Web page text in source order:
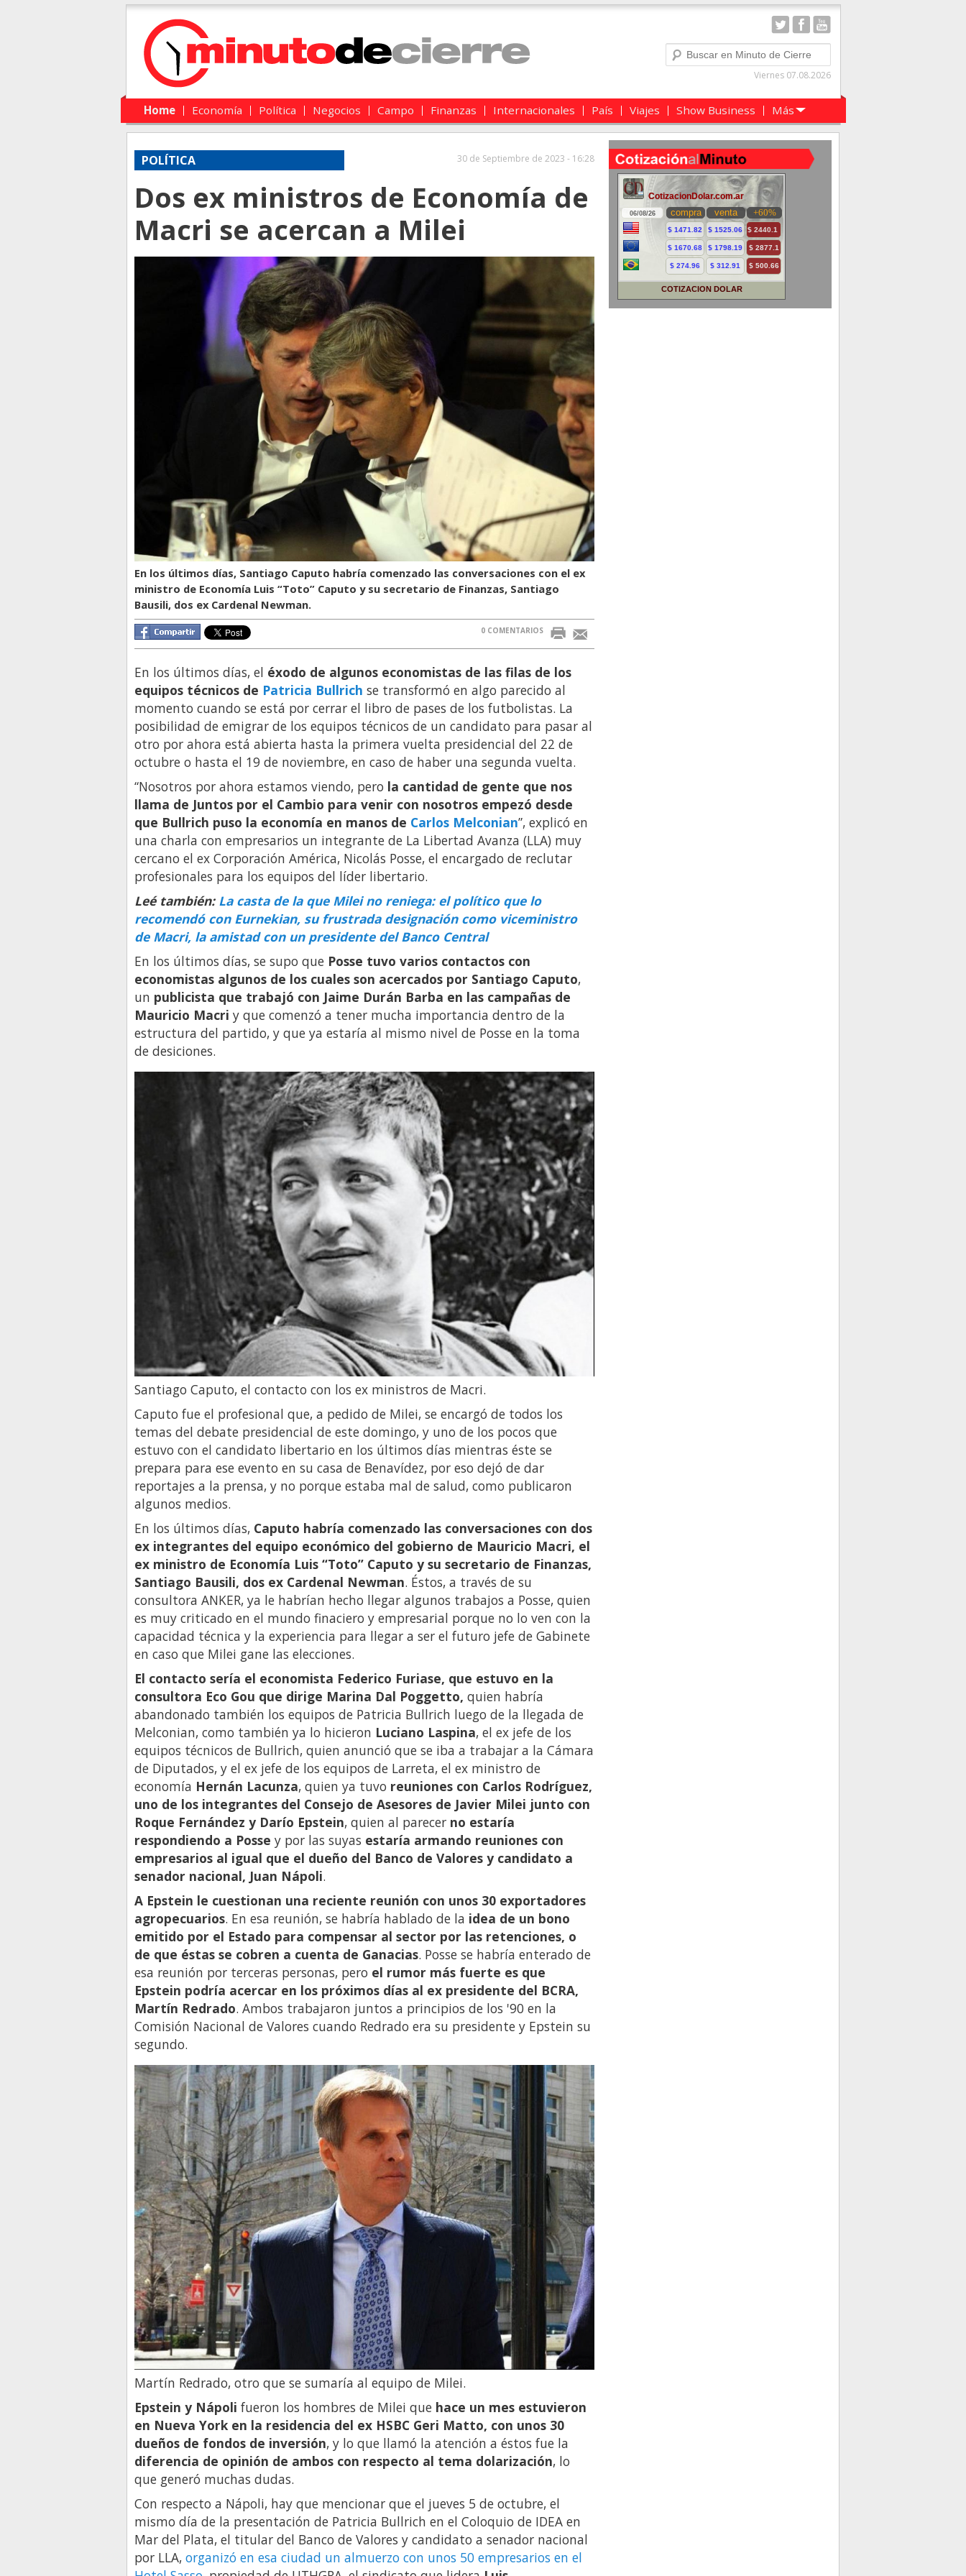
Viernes 07.08.2026
Buscar
Main menu
Skip to primary content
Skip to secondary content
Home Economía Política Negocios Campo Finanzas Internacionales País Viajes Show Business Más
POLÍTICA 30 de Septiembre de 2023 - 16:28
Dos ex ministros de Economía de
Macri se acercan a Milei
En los últimos días, Santiago Caputo habría comenzado las conversaciones con el ex
ministro de Economía Luis “Toto” Caputo y su secretario de Finanzas, Santiago
Bausili, dos ex Cardenal Newman.
0 COMENTARIOS
En los últimos días, el éxodo de algunos economistas de las filas de los
equipos técnicos de Patricia Bullrich se transformó en algo parecido al
momento cuando se está por cerrar el libro de pases de los futbolistas. La
posibilidad de emigrar de los equipos técnicos de un candidato para pasar al
otro por ahora está abierta hasta la primera vuelta presidencial del 22 de
octubre o hasta el 19 de noviembre, en caso de haber una segunda vuelta.
“Nosotros por ahora estamos viendo, pero la cantidad de gente que nos
llama de Juntos por el Cambio para venir con nosotros empezó desde
que Bullrich puso la economía en manos de Carlos Melconian”, explicó en
una charla con empresarios un integrante de La Libertad Avanza (LLA) muy
cercano el ex Corporación América, Nicolás Posse, el encargado de reclutar
profesionales para los equipos del líder libertario.
Leé también: La casta de la que Milei no reniega: el político que lo
recomendó con Eurnekian, su frustrada designación como viceministro
de Macri, la amistad con un presidente del Banco Central
En los últimos días, se supo que Posse tuvo varios contactos con
economistas algunos de los cuales son acercados por Santiago Caputo,
un publicista que trabajó con Jaime Durán Barba en las campañas de
Mauricio Macri y que comenzó a tener mucha importancia dentro de la
estructura del partido, y que ya estaría al mismo nivel de Posse en la toma
de desiciones.
Santiago Caputo, el contacto con los ex ministros de Macri.
Caputo fue el profesional que, a pedido de Milei, se encargó de todos los
temas del debate presidencial de este domingo, y uno de los pocos que
estuvo con el candidato libertario en los últimos días mientras éste se
prepara para ese evento en su casa de Benavídez, por eso dejó de dar
reportajes a la prensa, y no porque estaba mal de salud, como publicaron
algunos medios.
En los últimos días, Caputo habría comenzado las conversaciones con dos
ex integrantes del equipo económico del gobierno de Mauricio Macri, el
ex ministro de Economía Luis “Toto” Caputo y su secretario de Finanzas,
Santiago Bausili, dos ex Cardenal Newman. Éstos, a través de su
consultora ANKER, ya le habrían hecho llegar algunos trabajos a Posse, quien
es muy criticado en el mundo finaciero y empresarial porque no lo ven con la
capacidad técnica y la experiencia para llegar a ser el futuro jefe de Gabinete
en caso que Milei gane las elecciones.
El contacto sería el economista Federico Furiase, que estuvo en la
consultora Eco Gou que dirige Marina Dal Poggetto, quien habría
abandonado también los equipos de Patricia Bullrich luego de la llegada de
Melconian, como también ya lo hicieron Luciano Laspina, el ex jefe de los
equipos técnicos de Bullrich, quien anunció que se iba a trabajar a la Cámara
de Diputados, y el ex jefe de los equipos de Larreta, el ex ministro de
economía Hernán Lacunza, quien ya tuvo reuniones con Carlos Rodríguez,
uno de los integrantes del Consejo de Asesores de Javier Milei junto con
Roque Fernández y Darío Epstein, quien al parecer no estaría
respondiendo a Posse y por las suyas estaría armando reuniones con
empresarios al igual que el dueño del Banco de Valores y candidato a
senador nacional, Juan Nápoli.
A Epstein le cuestionan una reciente reunión con unos 30 exportadores
agropecuarios. En esa reunión, se habría hablado de la idea de un bono
emitido por el Estado para compensar al sector por las retenciones, o
de que éstas se cobren a cuenta de Ganacias. Posse se habría enterado de
esa reunión por terceras personas, pero el rumor más fuerte es que
Epstein podría acercar en los próximos días al ex presidente del BCRA,
Martín Redrado. Ambos trabajaron juntos a principios de los '90 en la
Comisión Nacional de Valores cuando Redrado era su presidente y Epstein su
segundo.
Martín Redrado, otro que se sumaría al equipo de Milei.
Epstein y Nápoli fueron los hombres de Milei que hace un mes estuvieron
en Nueva York en la residencia del ex HSBC Geri Matto, con unos 30
dueños de fondos de inversión, y lo que llamó la atención a éstos fue la
diferencia de opinión de ambos con respecto al tema dolarización, lo
que generó muchas dudas.
Con respecto a Nápoli, hay que mencionar que el jueves 5 de octubre, el
mismo día de la presentación de Patricia Bullrich en el Coloquio de IDEA en
Mar del Plata, el titular del Banco de Valores y candidato a senador nacional
por LLA, organizó en esa ciudad un almuerzo con unos 50 empresarios en el
COTIZACION DOLAR